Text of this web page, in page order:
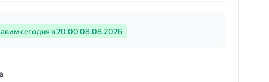
сегодня в 20:00 08.08.2026